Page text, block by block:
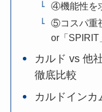
④機能性を
⑤コスパ重
or「SPIRIT
カルド vs 他
徹底比較
カルドインカ